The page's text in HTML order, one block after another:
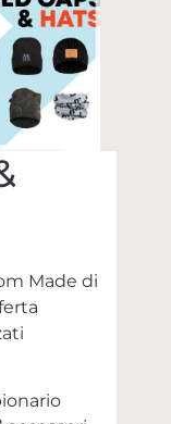
Made di